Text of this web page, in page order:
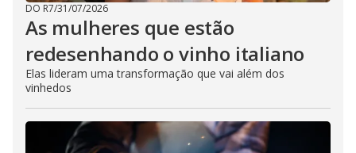
DO R7/31/07/2026
As mulheres que estão
redesenhando o vinho italiano
Elas lideram uma transformação que vai além dos
vinhedos